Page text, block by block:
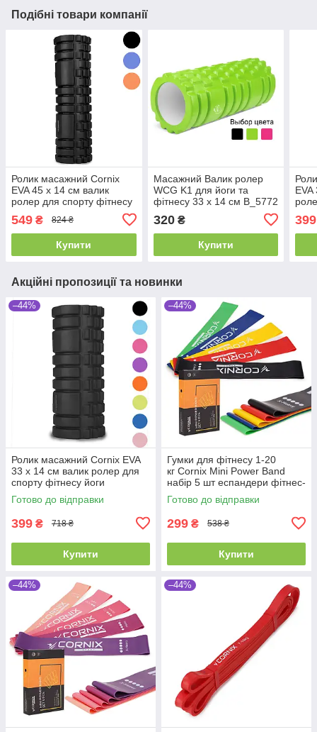
Подібні товари компанії
Ролик масажний Cornix
EVA 45 x 14 см валик
ролер для спорту фітнесу
549 ₴ 824 ₴
Купити
Масажний Валик ролер
WCG K1 для йоги та
фітнесу 33 х 14 см B_5772
320₴
Купити
399
Акційні пропозиції та новинки
–44%
Ролик масажний Cornix EVA
33 x 14 см валик ролер для
спорту фітнесу йоги
тренувань
Готово до відправки
399 ₴ 718 ₴
Купити
–44%
Гумки для фітнесу 1-20
кг Cornix Mini Power Band
набір 5 шт еспандери фітнес-
гумки
Готово до відправки
299 ₴ 538 ₴
Купити
–44% –44%